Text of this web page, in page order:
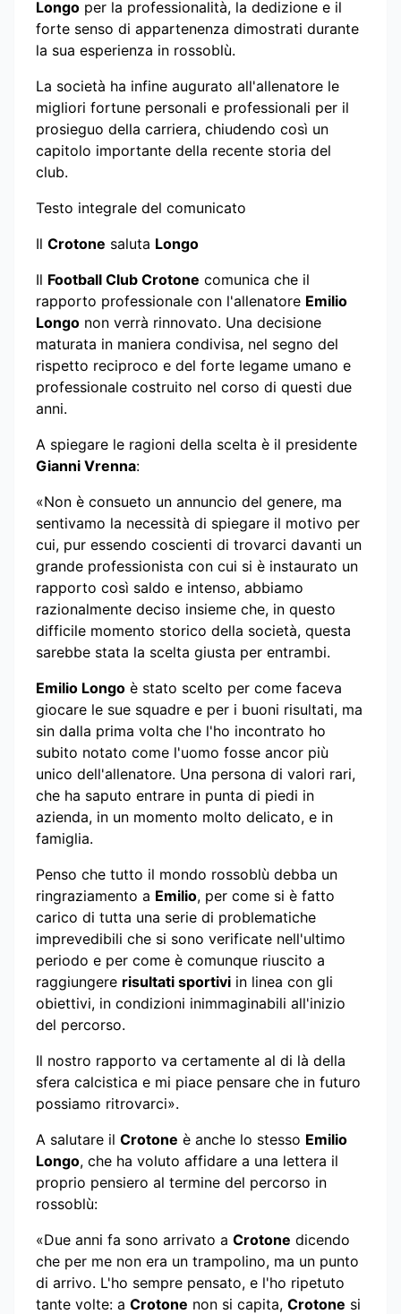
Longo per la professionalità, la dedizione e il
forte senso di appartenenza dimostrati durante
la sua esperienza in rossoblù.
La società ha infine augurato all'allenatore le
migliori fortune personali e professionali per il
prosieguo della carriera, chiudendo così un
capitolo importante della recente storia del
club.
Testo integrale del comunicato
Il Crotone saluta Longo
Il Football Club Crotone comunica che il
rapporto professionale con l'allenatore Emilio
Longo non verrà rinnovato. Una decisione
maturata in maniera condivisa, nel segno del
rispetto reciproco e del forte legame umano e
professionale costruito nel corso di questi due
anni.
A spiegare le ragioni della scelta è il presidente
Gianni Vrenna:
«Non è consueto un annuncio del genere, ma
sentivamo la necessità di spiegare il motivo per
cui, pur essendo coscienti di trovarci davanti un
grande professionista con cui si è instaurato un
rapporto così saldo e intenso, abbiamo
razionalmente deciso insieme che, in questo
difficile momento storico della società, questa
sarebbe stata la scelta giusta per entrambi.
Emilio Longo è stato scelto per come faceva
giocare le sue squadre e per i buoni risultati, ma
sin dalla prima volta che l'ho incontrato ho
subito notato come l'uomo fosse ancor più
unico dell'allenatore. Una persona di valori rari,
che ha saputo entrare in punta di piedi in
azienda, in un momento molto delicato, e in
famiglia.
Penso che tutto il mondo rossoblù debba un
ringraziamento a Emilio, per come si è fatto
carico di tutta una serie di problematiche
imprevedibili che si sono verificate nell'ultimo
periodo e per come è comunque riuscito a
raggiungere risultati sportivi in linea con gli
obiettivi, in condizioni inimmaginabili all'inizio
del percorso.
Il nostro rapporto va certamente al di là della
sfera calcistica e mi piace pensare che in futuro
possiamo ritrovarci».
A salutare il Crotone è anche lo stesso Emilio
Longo, che ha voluto affidare a una lettera il
proprio pensiero al termine del percorso in
rossoblù:
«Due anni fa sono arrivato a Crotone dicendo
che per me non era un trampolino, ma un punto
di arrivo. L'ho sempre pensato, e l'ho ripetuto
tante volte: a Crotone non si capita, Crotone si